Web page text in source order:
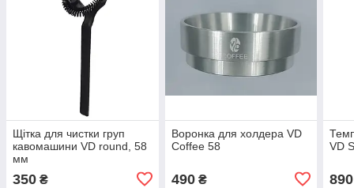
Щітка для чистки груп
кавомашини VD round, 58
мм
350 ₴
Воронка для холдера VD
Coffee 58
490₴
VD
890